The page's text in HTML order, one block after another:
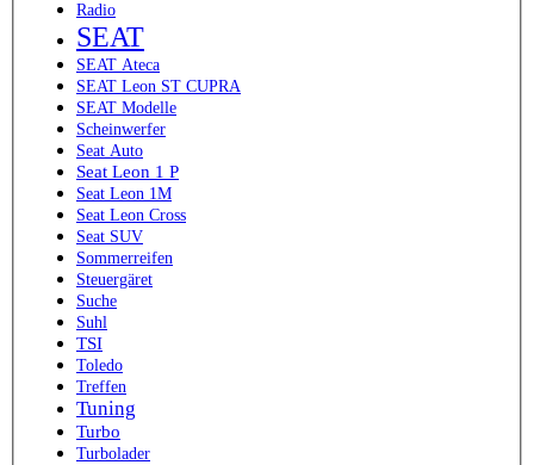
Radio
SEAT
SEAT Ateca
SEAT Leon ST CUPRA
SEAT Modelle
Scheinwerfer
Seat Auto
Seat Leon 1 P
Seat Leon 1M
Seat Leon Cross
Seat SUV
Sommerreifen
Steuergäret
Suche
Suhl
TSI
Toledo
Treffen
Tuning
Turbo
Turbolader